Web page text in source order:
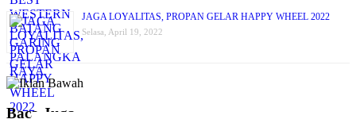
JAGA LOYALITAS, PROPAN GELAR HAPPY WHEEL 2022
Selasa, April 19, 2022
Baca Juga